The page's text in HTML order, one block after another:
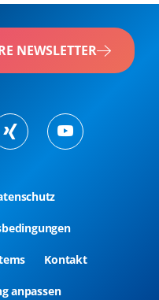
NEWSLETTER
Kontakt
anpassen